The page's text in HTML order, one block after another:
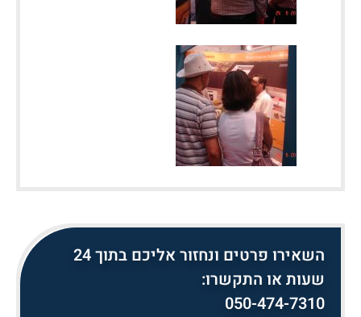
השאירו פרטים ונחזור אליכם בתוך 24
שעות או התקשרו:
050-474-7310